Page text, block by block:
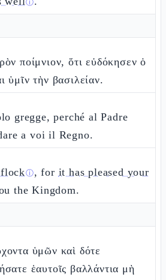
ⓘ
ποίμνιον, ὅτι εὐδόκησεν ὁ
ὑμῖν τὴν βασιλείαν.
gregge, perché al Padre
a voi il Regno.
ⓘ, for it has pleased your
the Kingdom.
ὑμῶν καὶ δότε
ἑαυτοῖς βαλλάντια μὴ